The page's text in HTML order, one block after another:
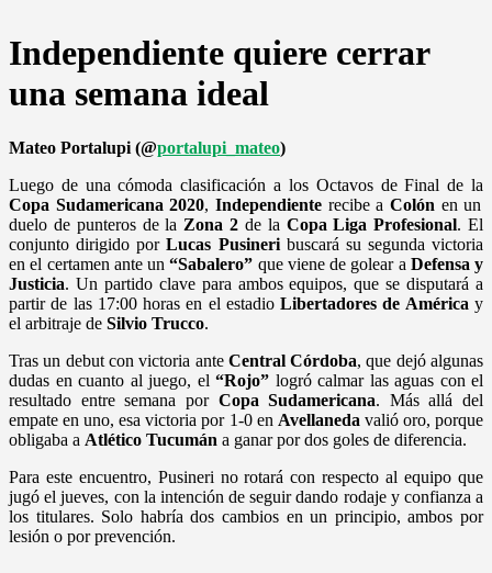
Independiente quiere cerrar
una semana ideal
Mateo Portalupi (@portalupi_mateo)
Luego de una cómoda clasificación a los Octavos de Final de la
Copa Sudamericana 2020,Independiente recibe aColón en un
duelo de punteros de la Zona 2 de la Copa Liga Profesional.El
conjunto dirigido porLucas Pusineribuscará su segunda victoria
en el certamen ante un“Sabalero” que viene de golear a Defensa y
Justicia. Un partido clave para ambos equipos, que se disputará a
partir de las 17:00 horas en el estadioLibertadores de Américay
el arbitraje de Silvio Trucco.
Tras un debut con victoria ante Central Córdoba, que dejó algunas
dudas en cuanto al juego, el “Rojo” logró calmar las aguas con el
resultado entre semana por Copa Sudamericana. Más allá del
empate en uno, esa victoria por 1-0 en Avellaneda valió oro, porque
obligaba a Atlético Tucumán a ganar por dos goles de diferencia.
Para este encuentro, Pusineri no rotará con respecto al equipo que
jugó el jueves, con la intención de seguir dando rodaje y confianza a
los titulares. Solo habría dos cambios en un principio, ambos por
lesión o por prevención.